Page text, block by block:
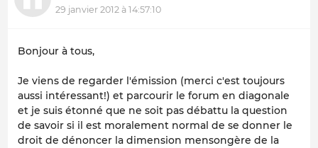
29 janvier 2012 à 14:57:10
Bonjour à tous,
Je viens de regarder l'émission (merci c'est toujours
aussi intéressant!) et parcourir le forum en diagonale
et je suis étonné que ne soit pas débattu la question
de savoir si il est moralement normal de se donner le
droit de dénoncer la dimension mensongère de la